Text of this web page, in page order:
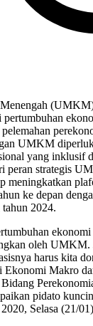
UMKM
yang inklusif
peran strategis
meningkatkan
ke depan
2024.
oleh UMKM.
harus kita
Makro
pidato
Selasa (21/